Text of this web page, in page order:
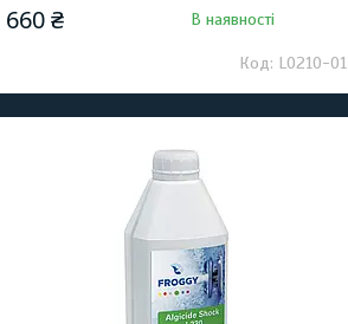
660 ₴ В наявності
L0210-01